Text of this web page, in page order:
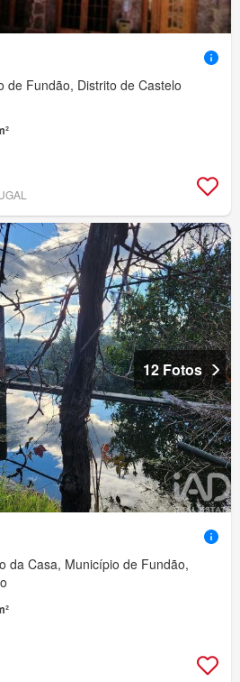
de Fundão, Distrito de Castelo
12 Fotos
da Casa, Município de Fundão,